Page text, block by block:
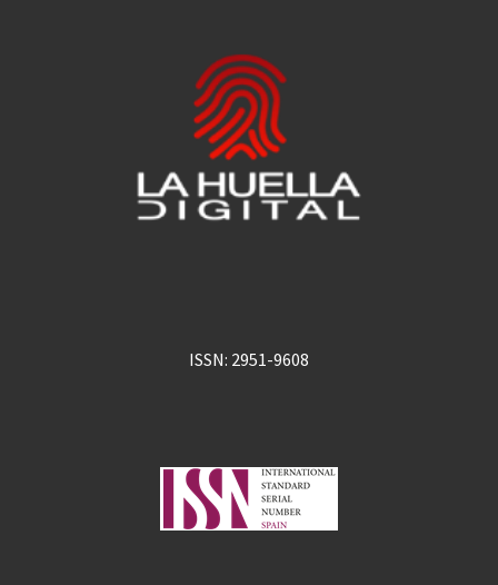
ISSN: 2951-9608